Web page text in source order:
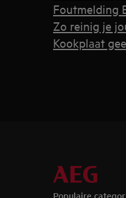
Foutmelding
Zo reinig je
Kookplaat
Populaire